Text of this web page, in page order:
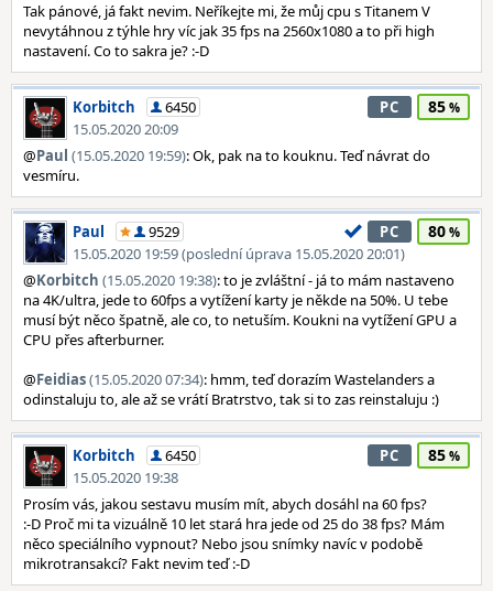
Tak pánové, já fakt nevim. Neříkejte mi, že můj cpu s Titanem V
nevytáhnou z týhle hry víc jak 35 fps na 2560x1080 a to při high
nastavení. Co to sakra je? :-D
Korbitch
6450
15.05.2020 20:09
PC 85
@Paul (15.05.2020 19:59): Ok, pak na to kouknu. Teď návrat do
vesmíru.
Paul
9529
15.05.2020 19:59 (poslední úprava 15.05.2020 20:01)
PC 80
@Korbitch (15.05.2020 19:38): to je zvláštní - já to mám nastaveno
na 4K/ultra, jede to 60fps a vytížení karty je někde na 50%. U tebe
musí být něco špatně, ale co, to netuším. Koukni na vytížení GPU a
CPU přes afterburner.
@Feidias(15.05.2020 07:34): hmm, teď dorazím Wastelanders a
odinstaluju to, ale až se vrátí Bratrstvo, tak si to zas reinstaluju :)
Korbitch
6450
15.05.2020 19:38
PC 85
Prosím vás, jakou sestavu musím mít, abych dosáhl na 60 fps?
:-D Proč mi ta vizuálně 10 let stará hra jede od 25 do 38 fps? Mám
něco speciálního vypnout? Nebo jsou snímky navíc v podobě
mikrotransakcí? Fakt nevim teď :-D